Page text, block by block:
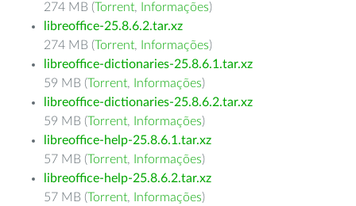
274 MB (Torrent, Informações)
libreoffice-25.8.6.2.tar.xz
274 MB (Torrent, Informações)
libreoffice-dictionaries-25.8.6.1.tar.xz
59 MB (Torrent, Informações)
libreoffice-dictionaries-25.8.6.2.tar.xz
59 MB (Torrent, Informações)
libreoffice-help-25.8.6.1.tar.xz
57 MB (Torrent, Informações)
libreoffice-help-25.8.6.2.tar.xz
57 MB (Torrent, Informações)